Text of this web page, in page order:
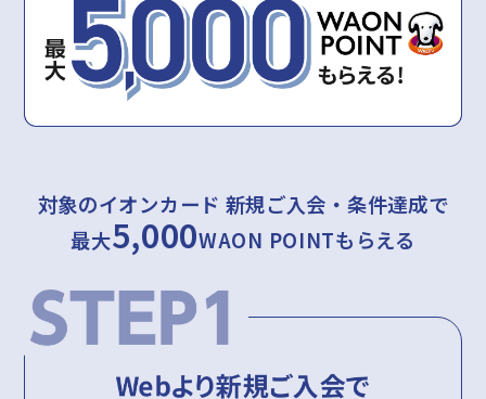
対象のイオンカード 新規ご入会・条件達成で
最大5,000WAON POINTもらえる